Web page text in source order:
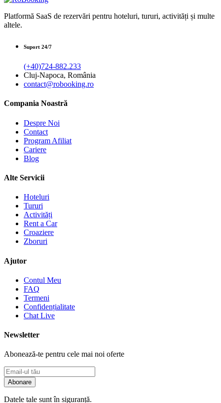
Platformă SaaS de rezervări pentru hoteluri, tururi, activități și multe
altele.
Suport 24/7
(+40)724-882.233
Cluj-Napoca, România
contact@robooking.ro
Compania Noastră
Despre Noi
Contact
Program Afiliat
Cariere
Blog
Alte Servicii
Hoteluri
Tururi
Activități
Rent a Car
Croaziere
Zboruri
Ajutor
Contul Meu
FAQ
Termeni
Confidențialitate
Chat Live
Newsletter
Abonează-te pentru cele mai noi oferte
Abonare
Datele tale sunt în siguranță.